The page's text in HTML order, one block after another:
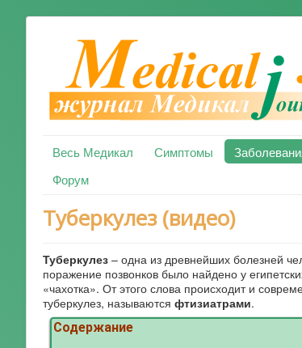
Весь Медикал Симптомы
Форум
Туберкулез (видео)
Туберкулез – одна из древнейших болезней
поражение позвонков было найдено у
«чахотка». От этого слова происходит и
туберкулез, называются фтизиатрами.
Содержание